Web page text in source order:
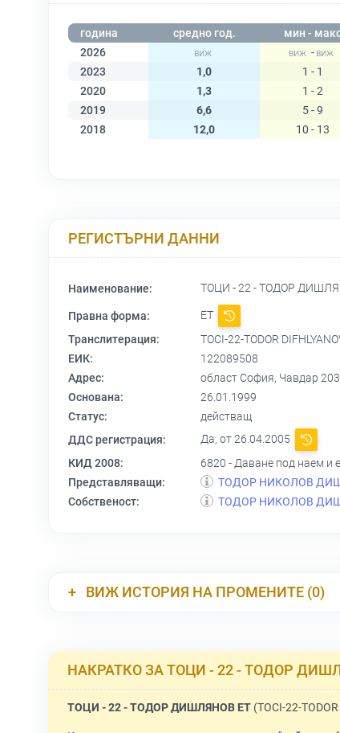
година средно год. мин -
2026
-
2023
1,0 1 - 1
2020
1,3 1 - 2
2019
6,6 5 - 9
2018
12,0 10 - 13
РЕГИСТЪРНИ ДАННИ
Наименование: ТОЦИ - 22 - ТОДОР
Правна форма:
ЕТ
Транслитерация:
TOCI-22-TODOR
ЕИК:
122089508
Адрес:
област София, Чавдар
Основана:
26.01.1999
Статус:
действащ
ДДС регистрация:
Да, от 26.04.2005
КИД 2008:
6820 - Даване под наем и
Представляващи:
ТОДОР НИКОЛОВ
Собственост:
ТОДОР НИКОЛОВ
ВИЖ ИСТОРИЯ НА ПРОМЕНИТЕ (0)
НАКРАТКО ЗА ТОЦИ - 22 - ТОДОР
ТОЦИ - 22 - ТОДОР ДИШЛЯНОВ ЕТ (TOCI-22-